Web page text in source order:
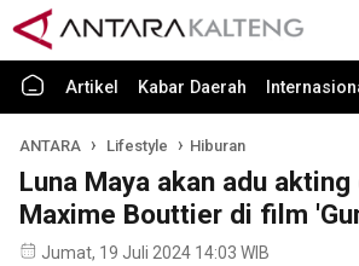
Artikel Kabar Daerah
ANTARA Lifestyle Hiburan
Luna Maya akan adu akting
Maxime Bouttier di film
Jumat, 19 Juli 2024 14:03 WIB